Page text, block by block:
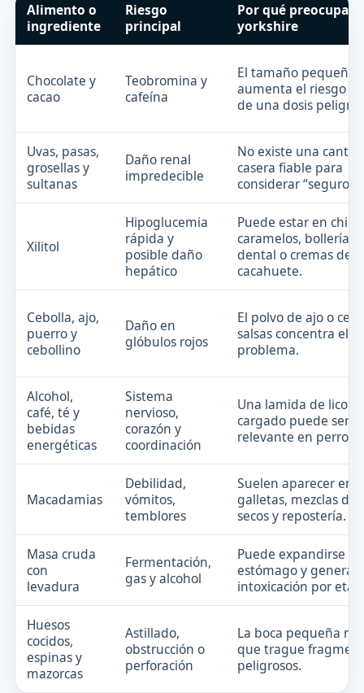
Alimento o
ingrediente
Riesgo
principal
Por qué preocupa
yorkshire
Chocolate y
cacao
Teobromina y
cafeína
El tamaño pequeño
aumenta el riesgo
de una dosis
Uvas, pasas,
grosellas y
sultanas
Daño renal
impredecible
No existe una
casera fiable para
considerar “seguro”.
Xilitol
Hipoglucemia
rápida y
posible daño
hepático
Puede estar en
caramelos, bollería,
dental o cremas de
cacahuete.
Cebolla, ajo,
puerro y
cebollino
Daño en
glóbulos rojos
El polvo de ajo o
salsas concentra el
problema.
Alcohol,
café, té y
bebidas
energéticas
Sistema
nervioso,
corazón y
coordinación
Una lamida de licor
cargado puede ser
relevante en perros
Macadamias
Debilidad,
vómitos,
temblores
Suelen aparecer en
galletas, mezclas de
secos y repostería.
Masa cruda
con
levadura
Fermentación,
gas y alcohol
Puede expandirse
estómago y generar
intoxicación por
Huesos
cocidos,
espinas y
mazorcas
Astillado,
obstrucción o
perforación
La boca pequeña no
que trague
peligrosos.